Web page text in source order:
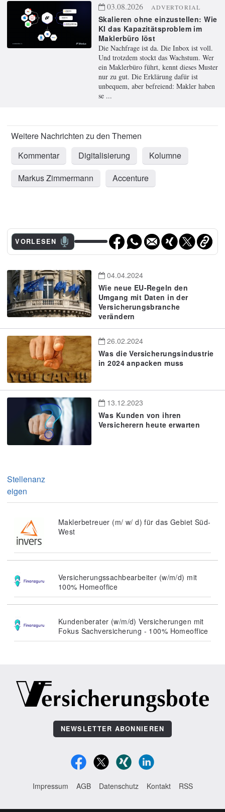
03.08.2026 ADVERTORIAL
Skalieren ohne einzustellen: Wie
KI das Kapazitätsproblem im
Maklerbüro löst
Die Nachfrage ist da. Die Inbox ist voll.
Und trotzdem stockt das Wachstum. Wer
ein Maklerbüro führt, kennt dieses Muster
nur zu gut. Die Erklärung dafür ist
unbequem, aber befreiend: Makler haben
se ...
Kommentar Digitalisierung
Kolumne
Markus Zimmermann
Accenture
VORLESEN
04.04.2024
Wie neue EU-Regeln den
Umgang mit Daten in der
Versicherungsbranche
verändern
26.02.2024
Was die Versicherungsindustrie
in 2024 anpacken muss
13.12.2023
Was Kunden von ihren
Versicherern heute erwarten
Stellenanz
eigen
Maklerbetreuer (m/ w/ d) für das Gebiet Süd-
West
Versicherungssachbearbeiter (w/m/d) mit
100% Homeoffice
Kundenberater (w/m/d) Versicherungen mit
Fokus Sachversicherung - 100% Homeoffice
NEWSLETTER ABONNIEREN
Impressum AGB Datenschutz Kontakt RSS